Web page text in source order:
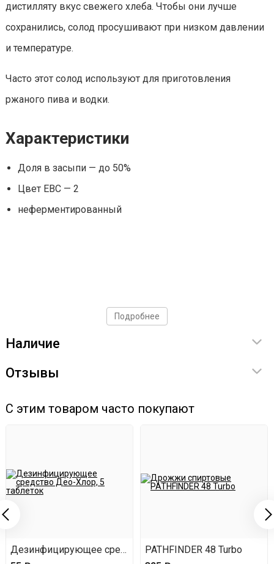
дистилляту вкус свежего хлеба. Чтобы они лучше
сохранились, солод просушивают при низком давлении
и температуре.
Часто этот солод используют для приготовления
ржаного пива и водки.
Характеристики
Доля в засыпи — до 50%
Цвет ЕВС — 2
неферментированный
Подробнее
Наличие
Отзывы
С этим товаром часто покупают
Дезинфицирующее средство Део-Хлор, 5 таблеток
PATHFINDER 48 Turbo